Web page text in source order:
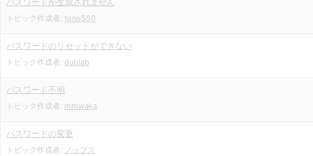
トピック作成者: tono550
パスワードのリセットができない
トピック作成者: dublab
パスワード不明
トピック作成者: mmwaka
パスワードの変更
トピック作成者: ノッブス